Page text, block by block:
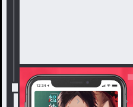
トップ ホラー